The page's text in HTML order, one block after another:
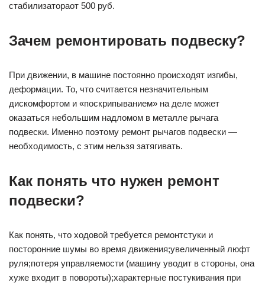
стабилизатораот 500 руб.
Зачем ремонтировать подвеску?
При движении, в машине постоянно происходят изгибы,
деформации. То, что считается незначительным
дискомфортом и «поскрипыванием» на деле может
оказаться небольшим надломом в металле рычага
подвески. Именно поэтому ремонт рычагов подвески —
необходимость, с этим нельзя затягивать.
Как понять что нужен ремонт
подвески?
Как понять, что ходовой требуется ремонтстуки и
посторонние шумы во время движения;увеличенный люфт
руля;потеря управляемости (машину уводит в стороны, она
хуже входит в повороты);характерные постукивания при